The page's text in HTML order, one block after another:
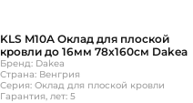
KLS M10A Оклад для плоской
кровли до 16мм 78х160см Dakea
Бренд: Dakea
Страна: Венгрия
Серия: Оклад для плоской кровли
Гарантия, лет: 5